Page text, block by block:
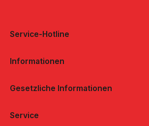
Service-Hotline
Informationen
Gesetzliche Informationen
Service